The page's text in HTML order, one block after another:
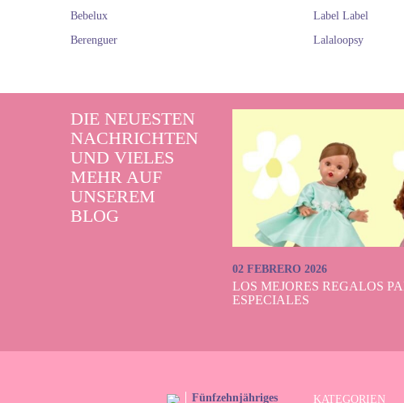
Bebelux
Berenguer
Label Label
Lalaloopsy
DIE NEUESTEN
NACHRICHTEN
UND VIELES
MEHR AUF
UNSEREM
BLOG
02 FEBRERO 2026
LOS MEJORES REGALOS
ESPECIALES
Fünfzehnjähriges KATEGORIEN